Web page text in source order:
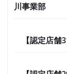
川事業部
【認定店